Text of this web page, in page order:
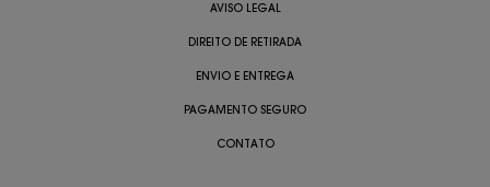
AVISO LEGAL
DIREITO DE RETIRADA
ENVIO E ENTREGA
PAGAMENTO SEGURO
CONTATO